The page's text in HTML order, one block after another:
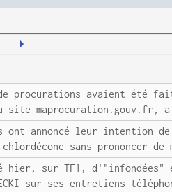
avaient été
site maprocuration.gouv.fr,
annoncé leur intention
sans prononcer de
hier, sur TF1, d'"infondées"
sur ses entretiens